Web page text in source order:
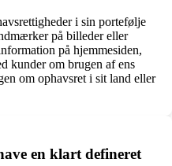
i sin portefølje
på billeder eller
på hjemmesiden,
kunder om brugen af ens
om ophavsret i sit land eller
en klart defineret